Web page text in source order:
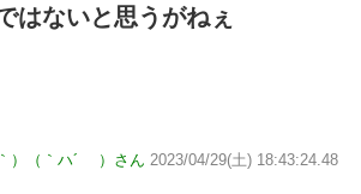
はないと思うがねぇ
）（｀ハ´ ）さん 2023/04/29(土) 18:43:24.48